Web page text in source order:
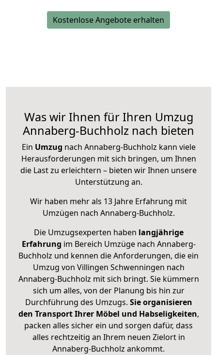
Kostenlose Angebote erhalten
Was wir Ihnen für Ihren Umzug
Annaberg-Buchholz nach bieten
Ein Umzug nach Annaberg-Buchholz kann viele
Herausforderungen mit sich bringen, um Ihnen
die Last zu erleichtern – bieten wir Ihnen unsere
Unterstützung an.
Wir haben mehr als 13 Jahre Erfahrung mit
Umzügen nach Annaberg-Buchholz.
Die Umzugsexperten haben langjährige
Erfahrung im Bereich Umzüge nach Annaberg-
Buchholz und kennen die Anforderungen, die ein
Umzug von Villingen Schwenningen nach
Annaberg-Buchholz mit sich bringt. Sie kümmern
sich um alles, von der Planung bis hin zur
Durchführung des Umzugs. Sie organisieren
den Transport Ihrer Möbel und Habseligkeiten,
packen alles sicher ein und sorgen dafür, dass
alles rechtzeitig an Ihrem neuen Zielort in
Annaberg-Buchholz ankommt.